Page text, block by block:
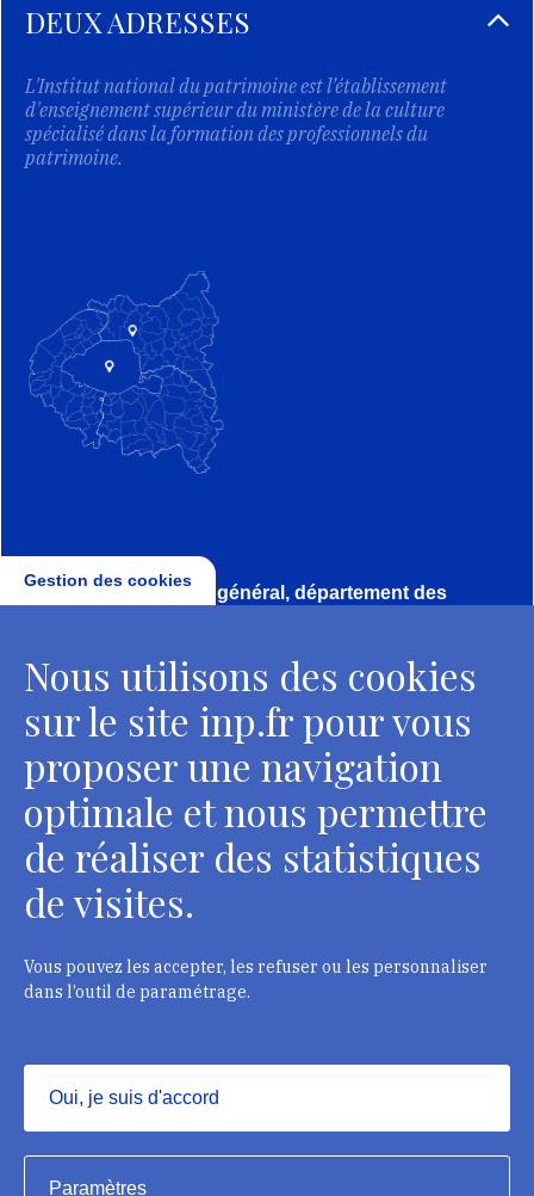
DEUX ADRESSES
L'Institut national du patrimoine est l’établissement
d'enseignement supérieur du ministère de la culture
spécialisé dans la formation des professionnels du
patrimoine.
Direction, secrétariat général, département des
2 rue Vivienne - 75002 Paris
Tél. : + 33 1 44 41 16 41
Contacts
Département des restaurateurs
124 rue Henri Barbusse - 93300 Aubervilliers
Contacts
Institut national du patrimoine, 2023
Gestion des cookies
Nous utilisons des cookies
sur le site inp.fr pour vous
proposer une navigation
optimale et nous permettre
de réaliser des statistiques
de visites.
Vous pouvez les accepter, les refuser ou les personnaliser
dans l’outil de paramétrage.
Oui, je suis d'accord
Masquer
Paramètres